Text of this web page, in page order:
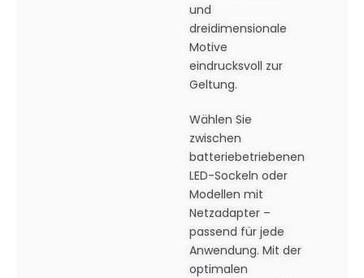
und
dreidimensionale
Motive
eindrucksvoll zur
Geltung.
Wählen Sie
zwischen
batteriebetriebenen
LED-Sockeln oder
Modellen mit
Netzadapter –
passend für jede
Anwendung. Mit der
optimalen